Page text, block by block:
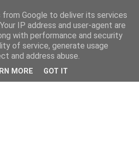
Google to deliver its services
IP address and user-agent are
with performance and security
of service, generate usage
and address abuse.
MORE GOT IT